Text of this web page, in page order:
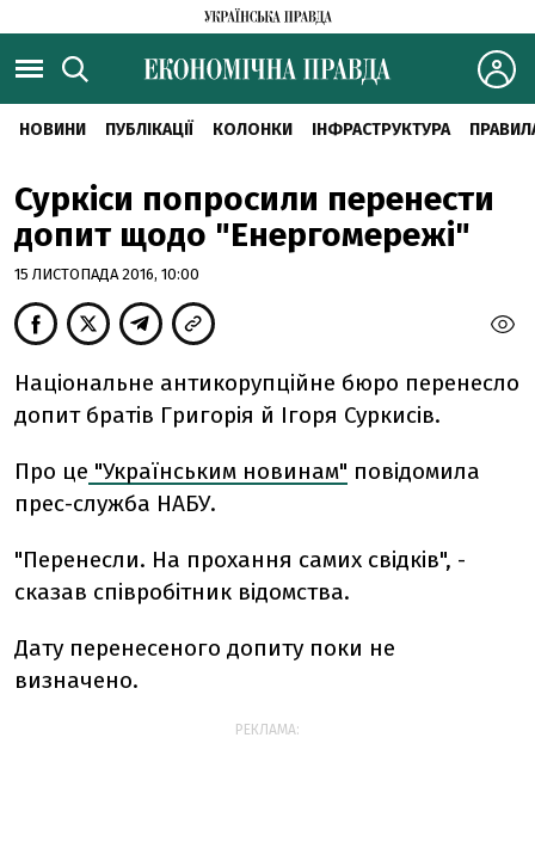
НОВИНИ ПУБЛІКАЦІЇ КОЛОНКИ ІНФРАСТРУКТУРА
Суркіси попросили перенести
допит щодо "Енергомережі"
15 ЛИСТОПАДА 2016, 10:00
Національне антикорупційне бюро перенесло
допит братів Григорія й Ігоря Суркисів.
Про це "Українським новинам" повідомила
прес-служба НАБУ.
"Перенесли. На прохання самих свідків", -
сказав співробітник відомства.
Дату перенесеного допиту поки не
визначено.
РЕКЛАМА: